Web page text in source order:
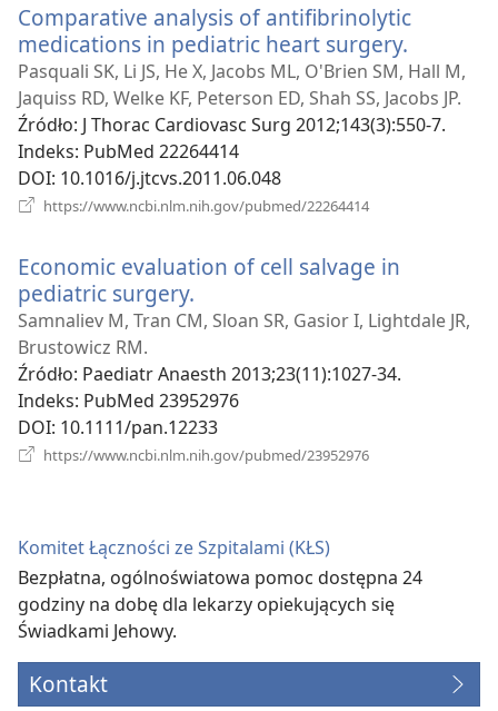
Comparative analysis of antifibrinolytic
medications in pediatric heart surgery.
new
window)
Pasquali SK, Li JS, He X, Jacobs ML, O'Brien SM, Hall M,
Jaquiss RD, Welke KF, Peterson ED, Shah SS, Jacobs JP.
Źródło‎: J Thorac Cardiovasc Surg 2012;143(3):550-7.
Indeks‎: PubMed 22264414
DOI‎: 10.1016/j.jtcvs.2011.06.048
https://www.ncbi.nlm.nih.gov/pubmed/22264414
Economic evaluation of cell salvage in
pediatric surgery.
new
Samnaliev M, Tran CM, Sloan SR, Gasior I, Lightdale JR,
Brustowicz RM.
Źródło‎: Paediatr Anaesth 2013;23(11):1027-34.
Indeks‎: PubMed 23952976
DOI‎: 10.1111/pan.12233
https://www.ncbi.nlm.nih.gov/pubmed/23952976
Komitet Łączności ze Szpitalami (KŁS)
Bezpłatna, ogólnoświatowa pomoc dostępna 24
godziny na dobę dla lekarzy opiekujących się
Świadkami Jehowy.
Kontakt